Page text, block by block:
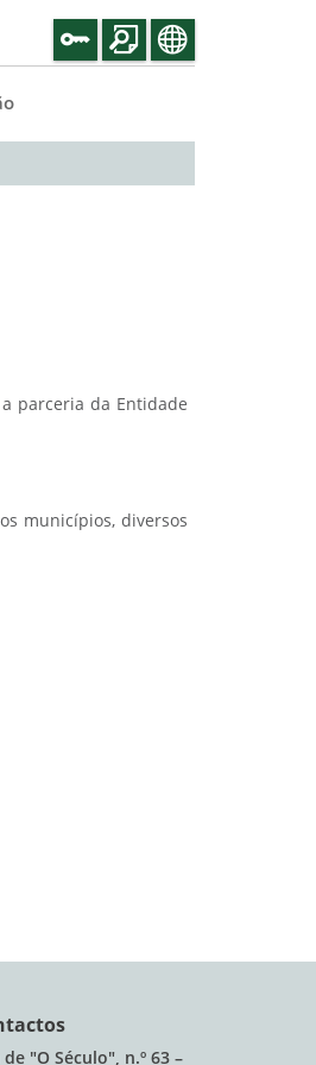
parceria da Entidade
municípios, diversos
de "O Século", n.º 63 –